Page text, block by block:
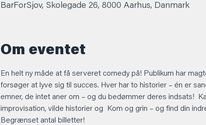
BarForSjov, Skolegade 26, 8000 Aarhus, Danmark
Om eventet
En helt ny måde at få serveret comedy på! Publikum har
forsøger at lyve sig til succes. Hver har to historier – én er
emner, de intet aner om – og du bedømmer deres indsats!
improvisation, vilde historier og  Kom og grin – og find din
Begrænset antal billetter!